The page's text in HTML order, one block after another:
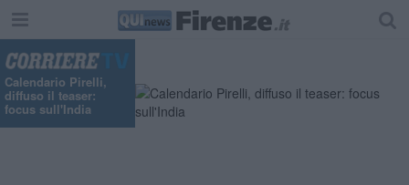
Calendario Pirelli,
diffuso il teaser:
focus sull'India